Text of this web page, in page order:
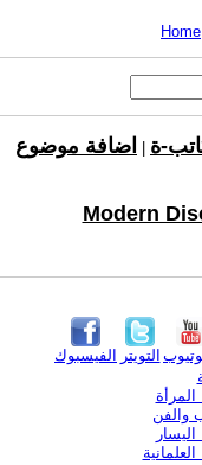
Home
ة
اضافة موضوع
Modern
الفيسبوك التويتر
المرأة
والفن
اليسار
العلمانية